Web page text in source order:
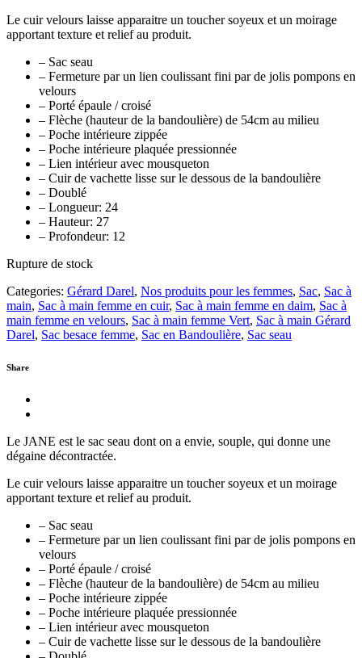
Le cuir velours laisse apparaitre un toucher soyeux et un moirage
apportant texture et relief au produit.
– Sac seau
– Fermeture par un lien coulissant fini par de jolis pompons en
velours
– Porté épaule / croisé
– Flèche (hauteur de la bandoulière) de 54cm au milieu
– Poche intérieure zippée
– Poche intérieure plaquée pressionnée
– Lien intérieur avec mousqueton
– Cuir de vachette lisse sur le dessous de la bandoulière
– Doublé
– Longueur: 24
– Hauteur: 27
– Profondeur: 12
Rupture de stock
Categories: Gérard Darel, Nos produits pour les femmes, Sac, Sac à
main, Sac à main femme en cuir, Sac à main femme en daim, Sac à
main femme en velours, Sac à main femme Vert, Sac à main Gérard
Darel, Sac besace femme, Sac en Bandoulière, Sac seau
Share
Le JANE est le sac seau dont on a envie, souple, qui donne une
dégaine décontractée.
Le cuir velours laisse apparaitre un toucher soyeux et un moirage
apportant texture et relief au produit.
– Sac seau
– Fermeture par un lien coulissant fini par de jolis pompons en
velours
– Porté épaule / croisé
– Flèche (hauteur de la bandoulière) de 54cm au milieu
– Poche intérieure zippée
– Poche intérieure plaquée pressionnée
– Lien intérieur avec mousqueton
– Cuir de vachette lisse sur le dessous de la bandoulière